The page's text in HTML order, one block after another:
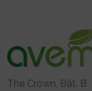
The Crown, Bât. B